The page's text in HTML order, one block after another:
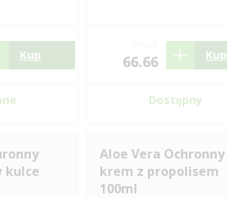
Kup 66.66 Kup
Dostępny
kulce
Aloe Vera Ochronny
krem z propolisem
100ml